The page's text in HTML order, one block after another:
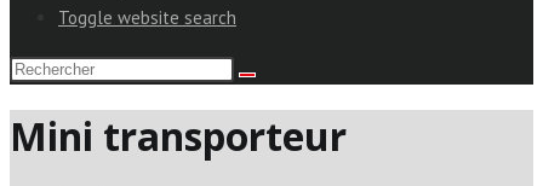
Toggle website search
Mini transporteur